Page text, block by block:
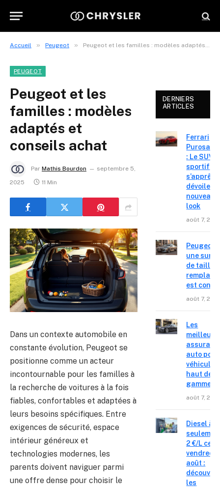
Accueil » Peugeot » Peugeot et les familles : modèles adaptés et conseils achat
PEUGEOT
Peugeot et les
familles : modèles
adaptés et
conseils achat
Par Mathis Bourdon
septembre 5,
2025
11 Min
Dans un contexte automobile en
constante évolution, Peugeot se
positionne comme un acteur
incontournable pour les familles à
la recherche de voitures à la fois
fiables, confortables et adaptées à
leurs besoins spécifiques. Entre
exigences de sécurité, espace
intérieur généreux et
technologies modernes, les
parents doivent naviguer parmi
une offre dense pour choisir le
DERNIERS
ARTICLES
Ferrari
: Le SUV
sportif
s’apprête
dévoiler
nouveau
look
août 7,
Peugeot
une
de taille,
est
août 7,
Les
auto pour
véhicules
haut de
gamme
août 7,
Diesel à
2 €/L ce
vendredi
août :
les